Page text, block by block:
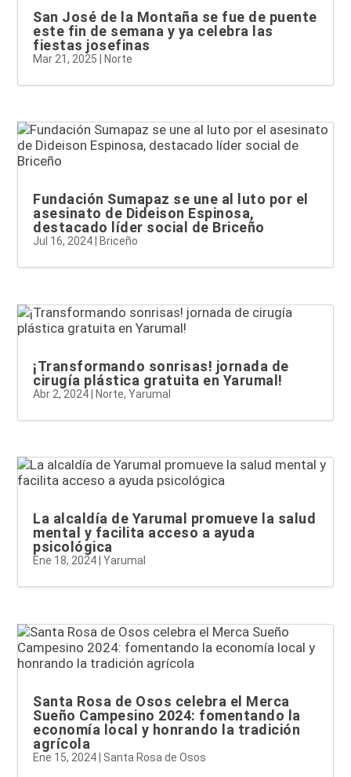
San José de la Montaña se fue de puente
este fin de semana y ya celebra las
fiestas josefinas
Mar 21, 2025 Norte
Fundación Sumapaz se une al luto por el
asesinato de Dideison Espinosa,
destacado líder social de Briceño
Jul 16, 2024 Briceño
¡Transformando sonrisas! jornada de
cirugía plástica gratuita en Yarumal!
Abr 2, 2024 Norte,Yarumal
La alcaldía de Yarumal promueve la salud
mental y facilita acceso a ayuda
psicológica
Ene 18, 2024 |Yarumal
Santa Rosa de Osos celebra el Merca
Sueño Campesino 2024: fomentando la
economía local y honrando la tradición
agrícola
Ene 15, 2024| Santa Rosa de Osos